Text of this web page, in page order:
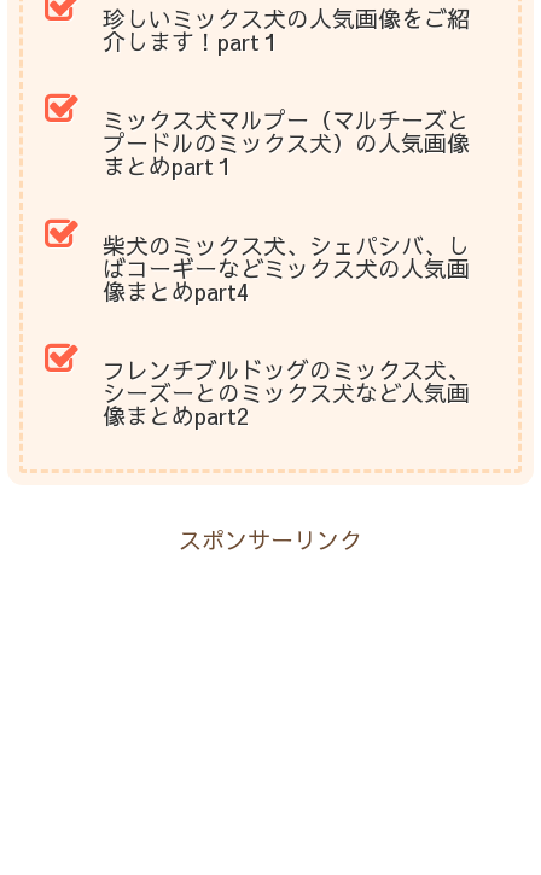
珍しいミックス犬の人気画像をご紹
介します！part１
ミックス犬マルプー（マルチーズと
プードルのミックス犬）の人気画像
まとめpart１
柴犬のミックス犬、シェパシバ、し
ばコーギーなどミックス犬の人気画
像まとめpart4
フレンチブルドッグのミックス犬、
シーズーとのミックス犬など人気画
像まとめpart2
スポンサーリンク